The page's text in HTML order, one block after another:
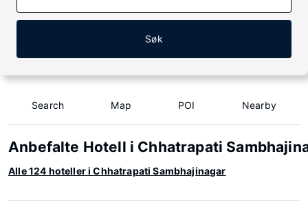
Søk
Search Map POI Nearby
Anbefalte Hotell i Chhatrapati
Alle 124 hoteller i Chhatrapati Sambhajinagar